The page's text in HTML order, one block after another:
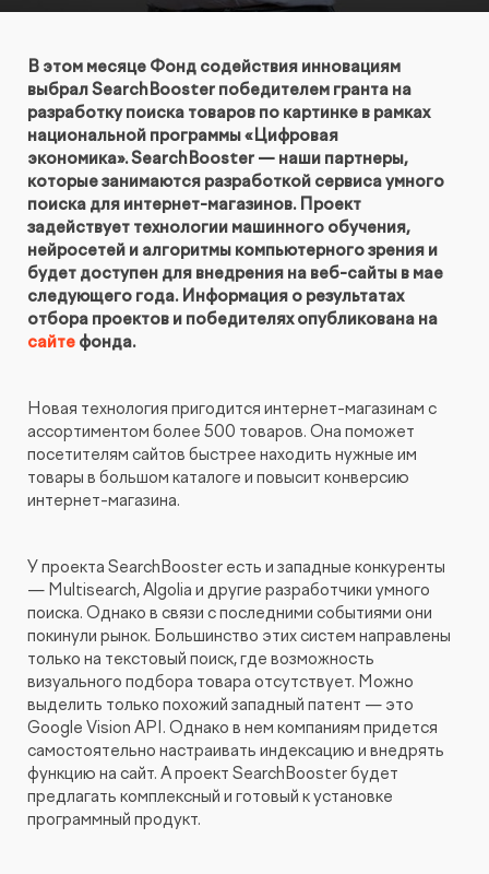
UX-тестирование интернет-магазинов, сайтов
и приложений с респондентами
Глубинные интервью с аудиторией
Создание AI-креативов
Правовой аудит сайта
Оптимизация скорости загрузки сайта
Настройка Битрикс24
Видеопродакшн
ПРЕДЛОЖЕНИЕ ДЛЯ
БЕЛАРУСИ
СЛОВАРЬ ТЕРМИНОВ
РЕФЕРАЛЬНАЯ ПРОГРАММА
В этом месяце Фонд содействия инновациям
выбрал SearchBooster победителем гранта на
разработку поиска товаров по картинке в рамках
национальной программы «Цифровая
экономика». SearchBooster — наши партнеры,
которые занимаются разработкой сервиса умного
поиска для интернет-магазинов. Проект
задействует технологии машинного обучения,
нейросетей и алгоритмы компьютерного зрения и
будет доступен для внедрения на веб-сайты в мае
следующего года. Информация о результатах
отбора проектов и победителях опубликована на
сайте фонда.
Новая технология пригодится интернет-магазинам с
ассортиментом более 500 товаров. Она поможет
посетителям сайтов быстрее находить нужные им
товары в большом каталоге и повысит конверсию
интернет-магазина.
У проекта SearchBooster есть и западные конкуренты
— Multisearch, Algolia и другие разработчики умного
поиска. Однако в связи с последними событиями они
покинули рынок. Большинство этих систем направлены
только на текстовый поиск, где возможность
визуального подбора товара отсутствует. Можно
выделить только похожий западный патент — это
Google Vision API. Однако в нем компаниям придется
самостоятельно настраивать индексацию и внедрять
функцию на сайт. А проект SearchBooster будет
предлагать комплексный и готовый к установке
программный продукт.